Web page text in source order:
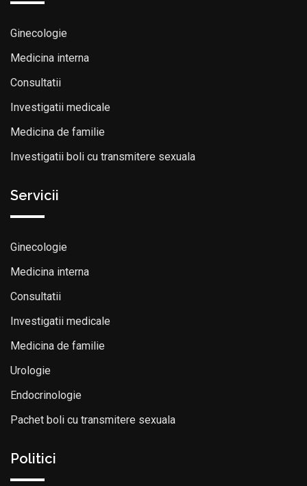
Ginecologie
Medicina interna
Consultatii
Investigatii medicale
Medicina de familie
Investigatii boli cu transmitere sexuala
Servicii
Ginecologie
Medicina interna
Consultatii
Investigatii medicale
Medicina de familie
Urologie
Endocrinologie
Pachet boli cu transmitere sexuala
Politici